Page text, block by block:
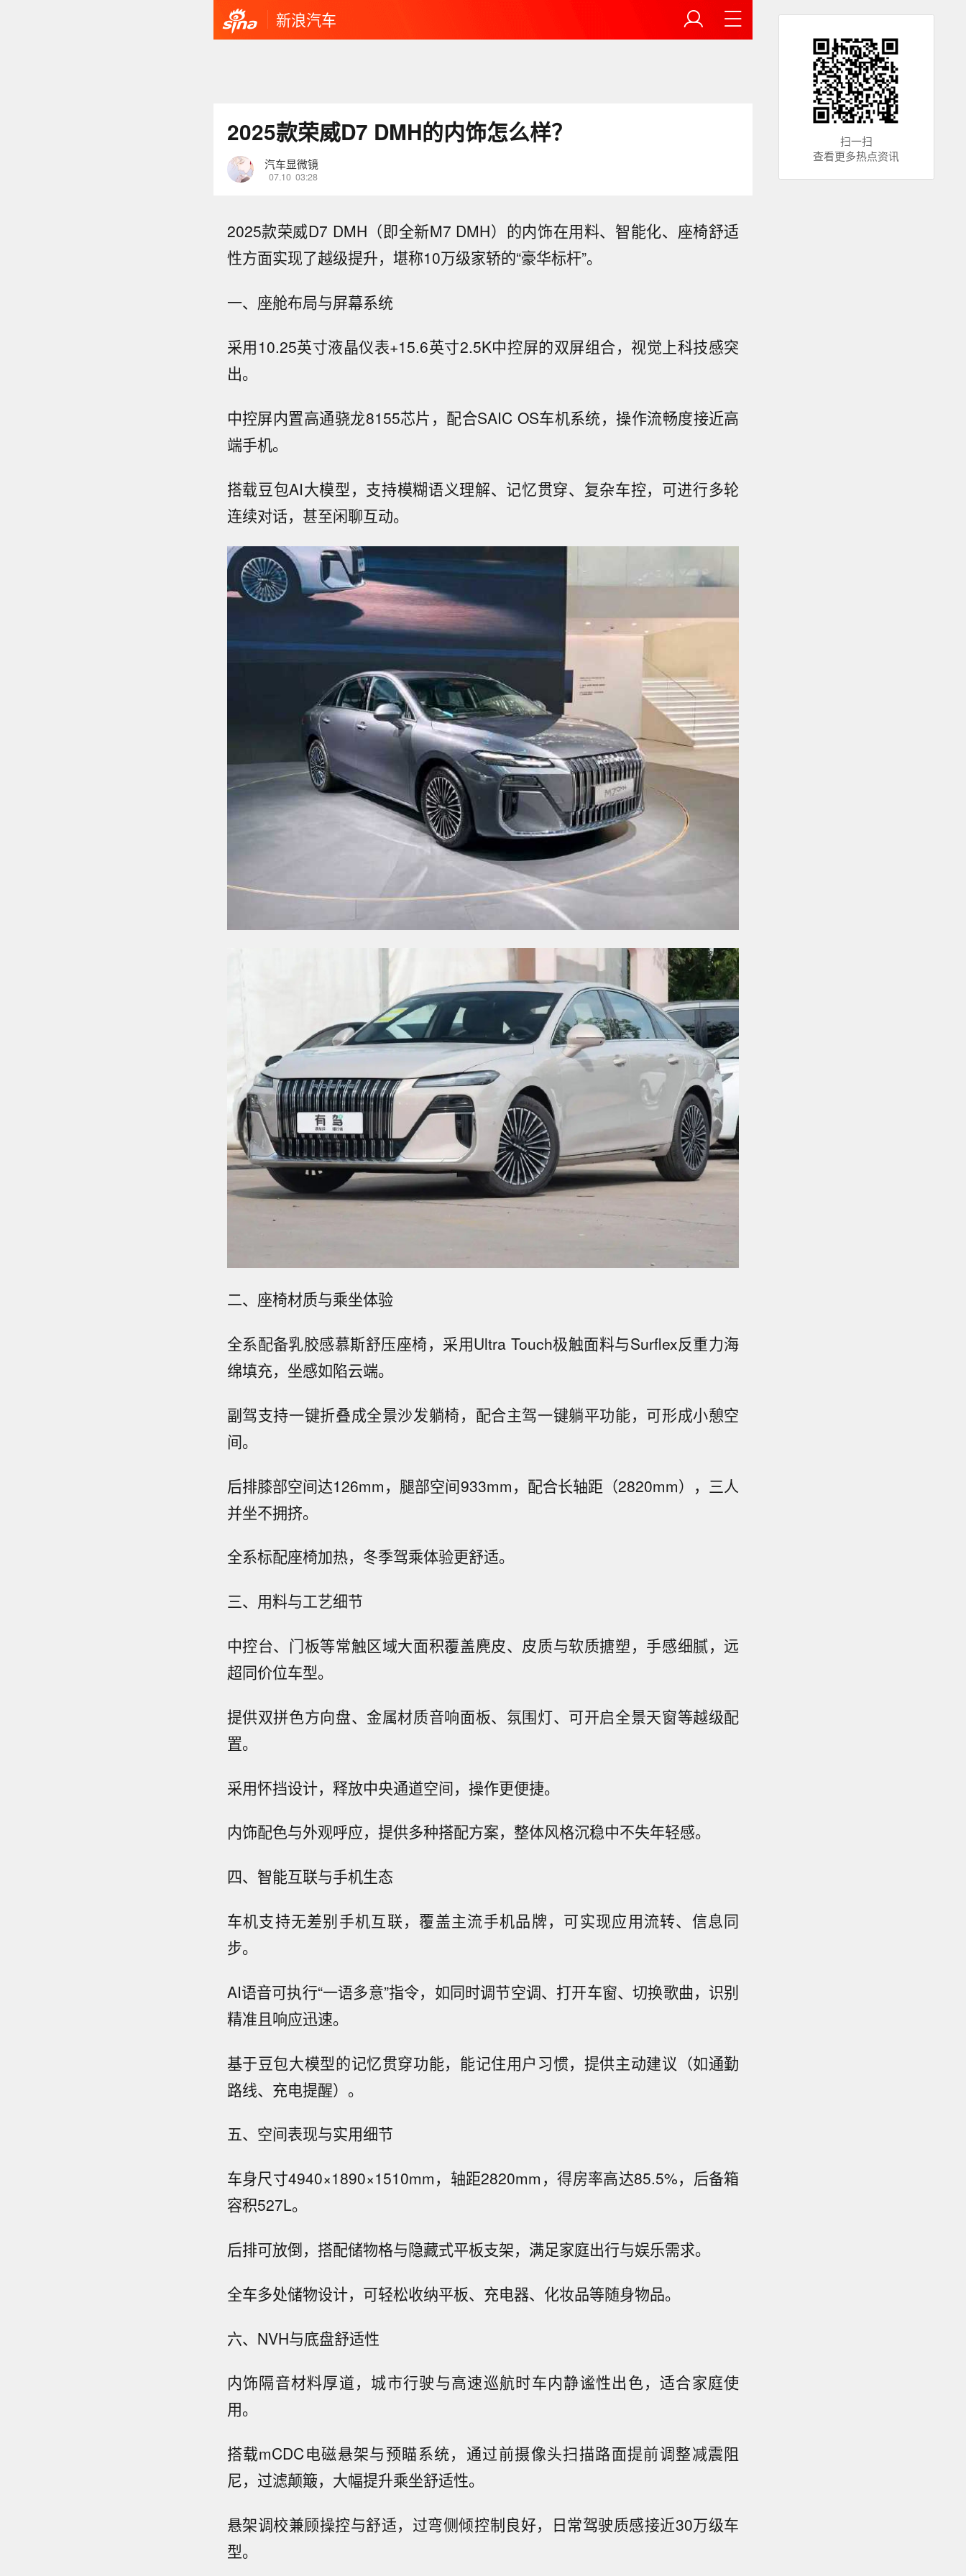
新浪汽车
2025款荣威D7 DMH的内饰怎么样？
汽车显微镜
07.10 03:28
2025款荣威D7 DMH（即全新M7 DMH）的内饰在用料、智能化、座椅舒适
性方面实现了越级提升，堪称10万级家轿的“豪华标杆”。
一、座舱布局与屏幕系统
采用10.25英寸液晶仪表+15.6英寸2.5K中控屏的双屏组合，视觉上科技感突
出。
中控屏内置高通骁龙8155芯片，配合SAIC OS车机系统，操作流畅度接近高
端手机。
搭载豆包AI大模型，支持模糊语义理解、记忆贯穿、复杂车控，可进行多轮
连续对话，甚至闲聊互动。
二、座椅材质与乘坐体验
全系配备乳胶感慕斯舒压座椅，采用Ultra Touch极触面料与Surflex反重力海
绵填充，坐感如陷云端。
副驾支持一键折叠成全景沙发躺椅，配合主驾一键躺平功能，可形成小憩空
间。
后排膝部空间达126mm，腿部空间933mm，配合长轴距（2820mm），三人
并坐不拥挤。
全系标配座椅加热，冬季驾乘体验更舒适。
三、用料与工艺细节
中控台、门板等常触区域大面积覆盖麂皮、皮质与软质搪塑，手感细腻，远
超同价位车型。
提供双拼色方向盘、金属材质音响面板、氛围灯、可开启全景天窗等越级配
置。
采用怀挡设计，释放中央通道空间，操作更便捷。
内饰配色与外观呼应，提供多种搭配方案，整体风格沉稳中不失年轻感。
四、智能互联与手机生态
车机支持无差别手机互联，覆盖主流手机品牌，可实现应用流转、信息同
步。
AI语音可执行“一语多意”指令，如同时调节空调、打开车窗、切换歌曲，识别
精准且响应迅速。
基于豆包大模型的记忆贯穿功能，能记住用户习惯，提供主动建议（如通勤
路线、充电提醒）。
五、空间表现与实用细节
车身尺寸4940×1890×1510mm，轴距2820mm，得房率高达85.5%，后备箱
容积527L。
后排可放倒，搭配储物格与隐藏式平板支架，满足家庭出行与娱乐需求。
全车多处储物设计，可轻松收纳平板、充电器、化妆品等随身物品。
六、NVH与底盘舒适性
内饰隔音材料厚道，城市行驶与高速巡航时车内静谧性出色，适合家庭使
用。
搭载mCDC电磁悬架与预瞄系统，通过前摄像头扫描路面提前调整减震阻
尼，过滤颠簸，大幅提升乘坐舒适性。
悬架调校兼顾操控与舒适，过弯侧倾控制良好，日常驾驶质感接近30万级车
型。
扫一扫
查看更多热点资讯